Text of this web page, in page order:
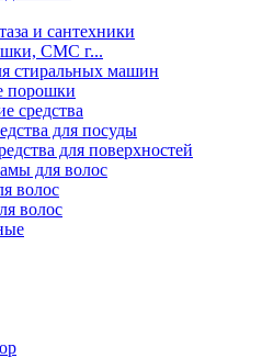
и сантехники
СМС г...
стиральных машин
порошки
средства
для посуды
для поверхностей
для волос
волос
волос